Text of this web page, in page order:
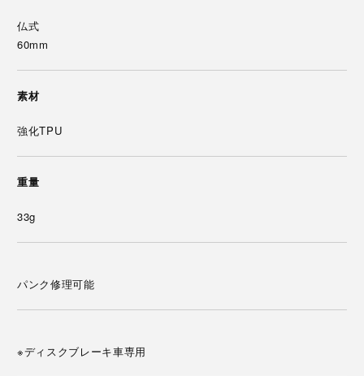
仏式
60mm
素材
強化TPU
重量
33g
パンク修理可能
※ディスクブレーキ車専用